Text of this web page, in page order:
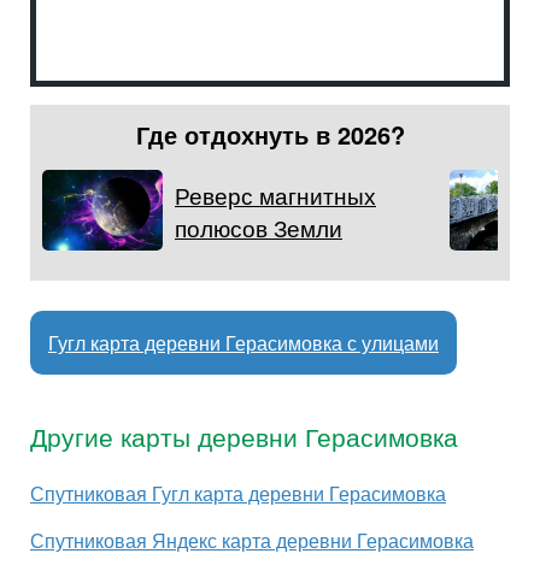
Где отдохнуть в 2026?
Реверс магнитных
полюсов Земли
Гугл карта деревни Герасимовка с улицами
Другие карты деревни Герасимовка
Спутниковая Гугл карта деревни Герасимовка
Спутниковая Яндекс карта деревни Герасимовка